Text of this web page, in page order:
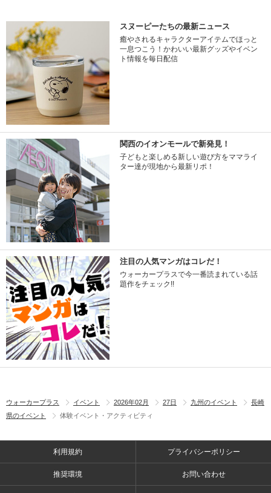
スヌーピーたちの最新ニュース
癒やされるキャラクターアイテムでほっと
一息つこう！かわいい最新グッズやイベン
ト情報を毎日配信
関西のイオンモールで新発見！
子どもと楽しめる新しい遊び方をママライ
ター達が現地から最新リポ！
注目の人気マンガはコレだ！
ウォーカープラスで今一番読まれている話
題作をチェック!!
ウォーカープラス イベント 2026年02月 27日 九州のイベント
長崎
県のイベント
体験イベント・アクティビティ
利用規約 プライバシーポリシー
推奨環境 お問い合わせ